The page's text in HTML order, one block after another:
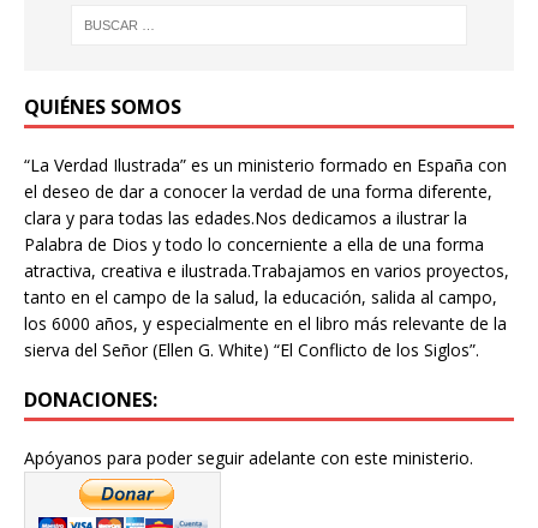
QUIÉNES SOMOS
“La Verdad Ilustrada” es un ministerio formado en España con
el deseo de dar a conocer la verdad de una forma diferente,
clara y para todas las edades.Nos dedicamos a ilustrar la
Palabra de Dios y todo lo concerniente a ella de una forma
atractiva, creativa e ilustrada.Trabajamos en varios proyectos,
tanto en el campo de la salud, la educación, salida al campo,
los 6000 años, y especialmente en el libro más relevante de la
sierva del Señor (Ellen G. White) “El Conflicto de los Siglos”.
DONACIONES:
Apóyanos para poder seguir adelante con este ministerio.